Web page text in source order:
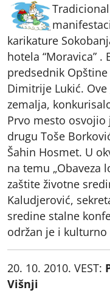
karikature
hotela “Moravica”
predsednik
Dimitrije Lukić.
zemalja,
Prvo mesto osvojio
drugu Toše
Šahin Hosmet. U
na temu „Obaveza
zaštite životne
Kaludjerović,
sredine stalne
održan je i
20. 10. 2010. VEST:
Višnji